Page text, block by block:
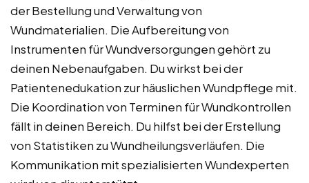
der Bestellung und Verwaltung von
Wundmaterialien. Die Aufbereitung von
Instrumenten für Wundversorgungen gehört zu
deinen Nebenaufgaben. Du wirkst bei der
Patientenedukation zur häuslichen Wundpflege mit.
Die Koordination von Terminen für Wundkontrollen
fällt in deinen Bereich. Du hilfst bei der Erstellung
von Statistiken zu Wundheilungsverläufen. Die
Kommunikation mit spezialisierten Wundexperten